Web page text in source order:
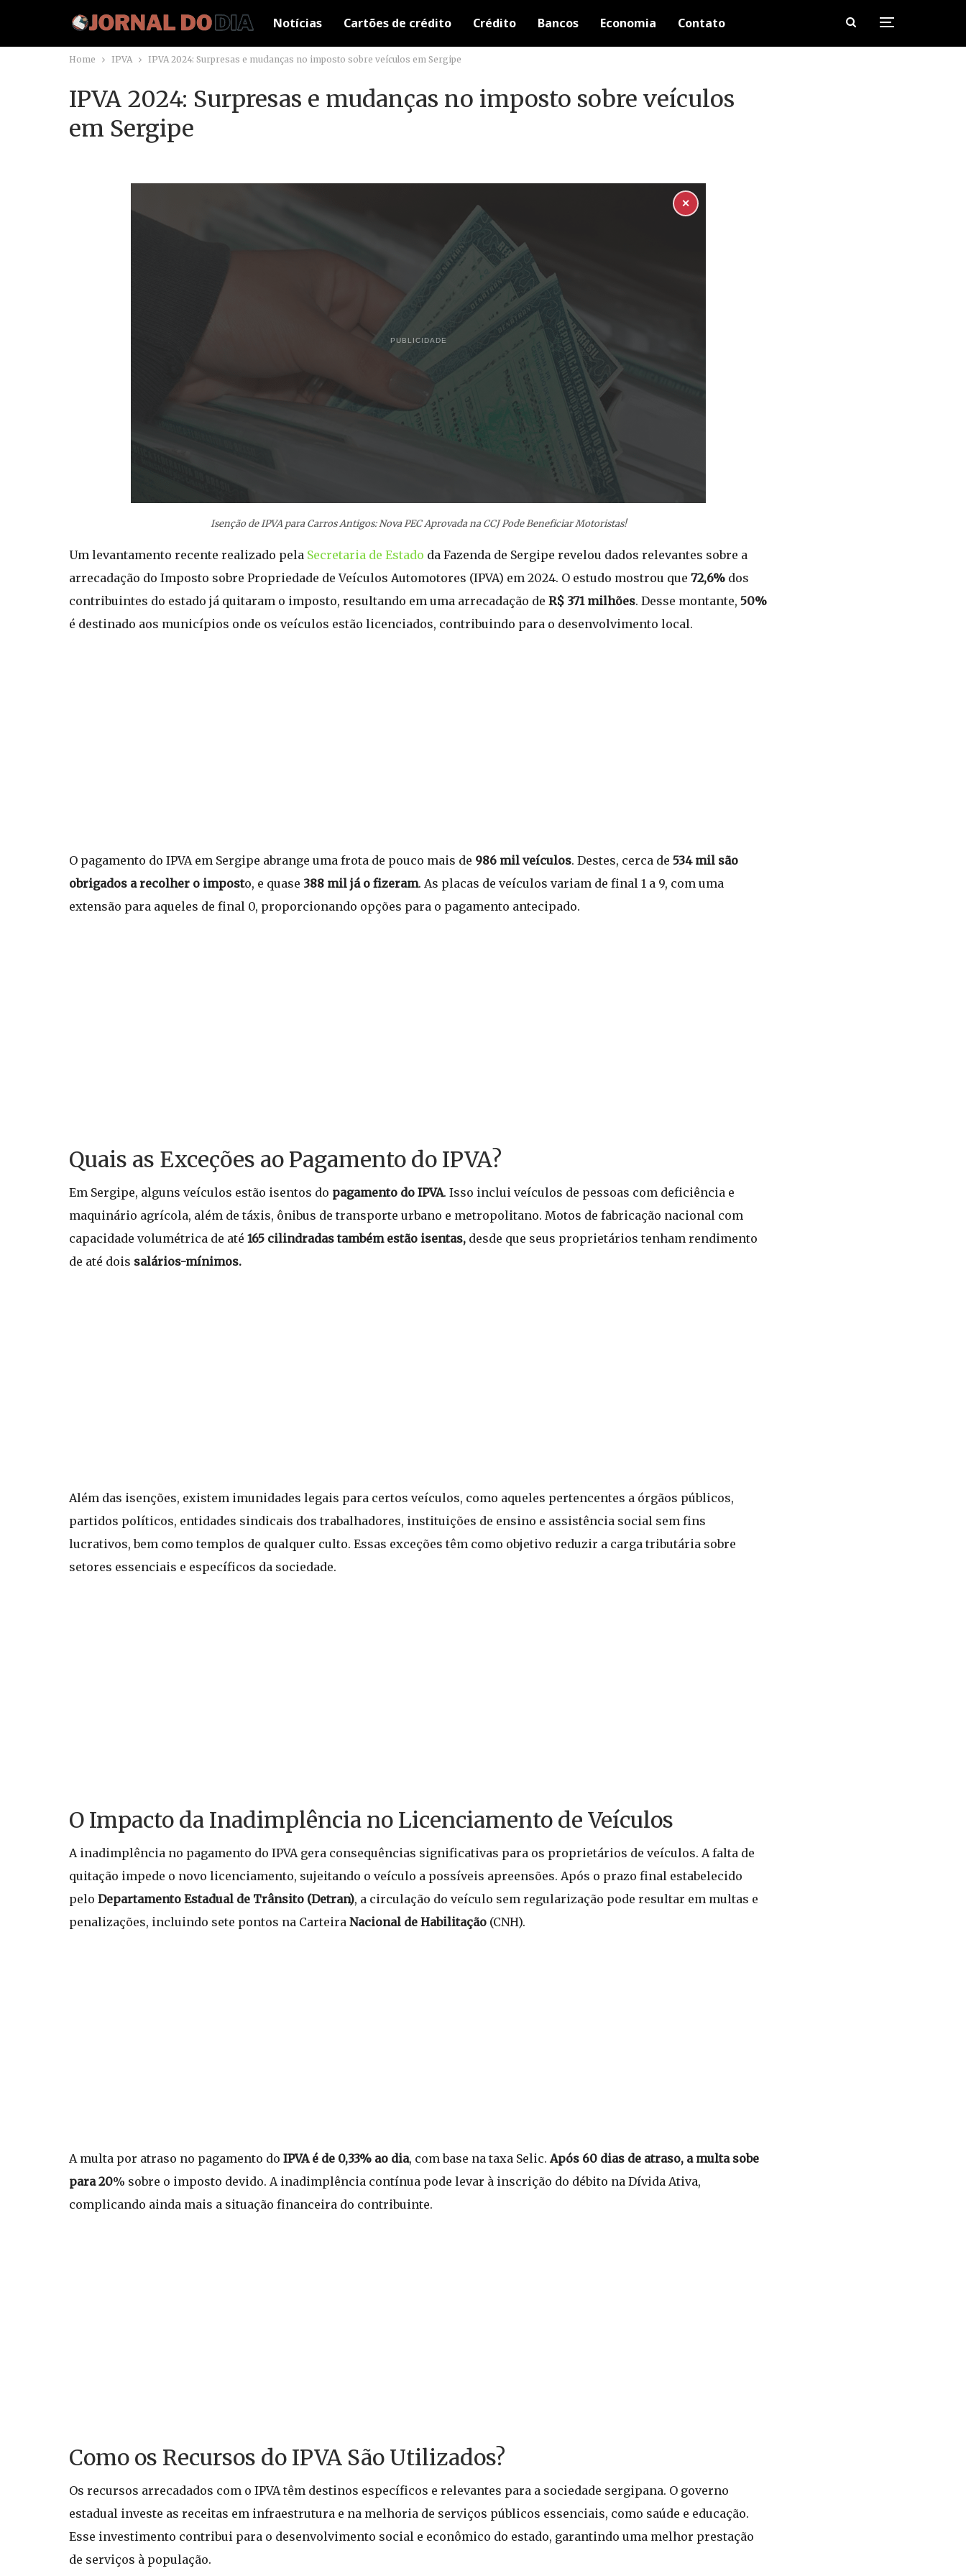
Notícias Cartões de crédito Crédito Bancos Economia Contato
Home IPVA IPVA 2024: Surpresas e mudanças no imposto sobre veículos em Sergipe
IPVA 2024: Surpresas e mudanças no imposto sobre veículos
em Sergipe
PUBLICIDADE
✕
Isenção de IPVA para Carros Antigos: Nova PEC Aprovada na CCJ Pode Beneficiar Motoristas!
Um levantamento recente realizado pela Secretaria de Estado da Fazenda de Sergipe revelou dados relevantes sobre a
arrecadação do Imposto sobre Propriedade de Veículos Automotores (IPVA) em 2024. O estudo mostrou que 72,6% dos
contribuintes do estado já quitaram o imposto, resultando em uma arrecadação de R$ 371 milhões. Desse montante, 50%
é destinado aos municípios onde os veículos estão licenciados, contribuindo para o desenvolvimento local.
O pagamento do IPVA em Sergipe abrange uma frota de pouco mais de 986 mil veículos. Destes, cerca de 534 mil são
obrigados a recolher o imposto, e quase 388 mil já o fizeram. As placas de veículos variam de final 1 a 9, com uma
extensão para aqueles de final 0, proporcionando opções para o pagamento antecipado.
Quais as Exceções ao Pagamento do IPVA?
Em Sergipe, alguns veículos estão isentos do pagamento do IPVA. Isso inclui veículos de pessoas com deficiência e
maquinário agrícola, além de táxis, ônibus de transporte urbano e metropolitano. Motos de fabricação nacional com
capacidade volumétrica de até 165 cilindradas também estão isentas, desde que seus proprietários tenham rendimento
de até dois salários-mínimos.
Além das isenções, existem imunidades legais para certos veículos, como aqueles pertencentes a órgãos públicos,
partidos políticos, entidades sindicais dos trabalhadores, instituições de ensino e assistência social sem fins
lucrativos, bem como templos de qualquer culto. Essas exceções têm como objetivo reduzir a carga tributária sobre
setores essenciais e específicos da sociedade.
O Impacto da Inadimplência no Licenciamento de Veículos
A inadimplência no pagamento do IPVA gera consequências significativas para os proprietários de veículos. A falta de
quitação impede o novo licenciamento, sujeitando o veículo a possíveis apreensões. Após o prazo final estabelecido
pelo Departamento Estadual de Trânsito (Detran), a circulação do veículo sem regularização pode resultar em multas e
penalizações, incluindo sete pontos na Carteira Nacional de Habilitação (CNH).
A multa por atraso no pagamento do IPVA é de 0,33% ao dia, com base na taxa Selic.Após 60 dias de atraso, a multa sobe
para 20% sobre o imposto devido. A inadimplência contínua pode levar à inscrição do débito na Dívida Ativa,
complicando ainda mais a situação financeira do contribuinte.
Como os Recursos do IPVA São Utilizados?
Os recursos arrecadados com o IPVA têm destinos específicos e relevantes para a sociedade sergipana. O governo
estadual investe as receitas em infraestrutura e na melhoria de serviços públicos essenciais, como saúde e educação.
Esse investimento contribui para o desenvolvimento social e econômico do estado, garantindo uma melhor prestação
de serviços à população.